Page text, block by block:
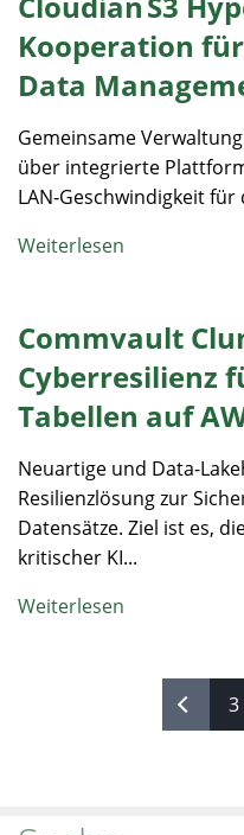
Kooperation
Data
Gemeinsame
über integrierte
LAN‑Geschwindigkeit
Weiterlesen
Commvault
Cyberresilienz
Tabellen auf
Neuartige und Data-
Resilienzlösung zur
Datensätze. Ziel ist es,
kritischer KI...
Weiterlesen
3